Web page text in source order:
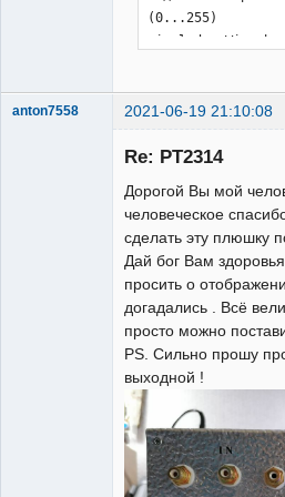
anton7558 2021-06-19 21:10:08
Re: PT2314
Дорогой Вы мой
человеческое
сделать эту плюшку
Дай бог Вам
просить о
догадались . Всё
просто можно
PS. Сильно прошу
выходной !